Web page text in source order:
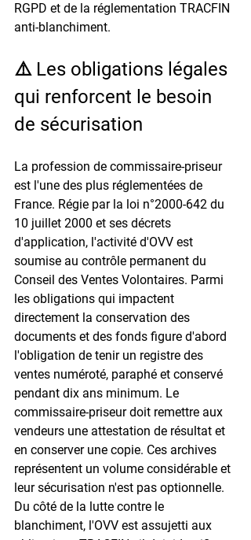
RGPD et de la réglementation TRACFIN
anti-blanchiment.
⚠️ Les obligations légales
qui renforcent le besoin
de sécurisation
La profession de commissaire-priseur
est l'une des plus réglementées de
France. Régie par la loi n°2000-642 du
10 juillet 2000 et ses décrets
d'application, l'activité d'OVV est
soumise au contrôle permanent du
Conseil des Ventes Volontaires. Parmi
les obligations qui impactent
directement la conservation des
documents et des fonds figure d'abord
l'obligation de tenir un registre des
ventes numéroté, paraphé et conservé
pendant dix ans minimum. Le
commissaire-priseur doit remettre aux
vendeurs une attestation de résultat et
en conserver une copie. Ces archives
représentent un volume considérable et
leur sécurisation n'est pas optionnelle.
Du côté de la lutte contre le
blanchiment, l'OVV est assujetti aux